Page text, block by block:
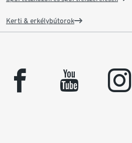
Kerti & erkélybútorok
facebook youtube instagram